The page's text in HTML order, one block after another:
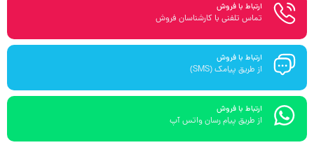
ارتباط با فروش
تماس تلفنی با کارشناسان فروش
ارتباط با فروش
از طریق پیامک (SMS)
ارتباط با فروش
از طریق پیام رسان واتس آپ